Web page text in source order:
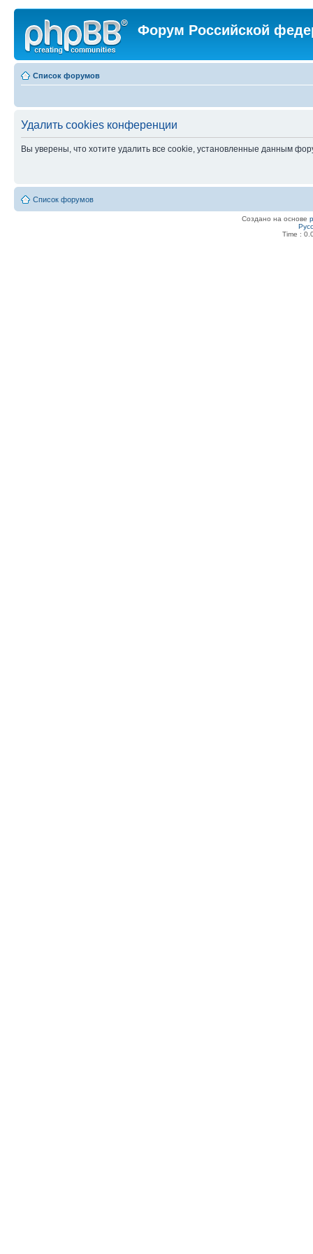
Форум Российской
Список форумов
Удалить cookies конференции
Вы уверены, что хотите удалить все cookie, установленные данным
Список форумов
Создано на основе
Time :